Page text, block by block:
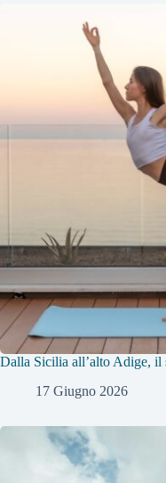
Dalla Sicilia all’alto Adige, il
17 Giugno 2026